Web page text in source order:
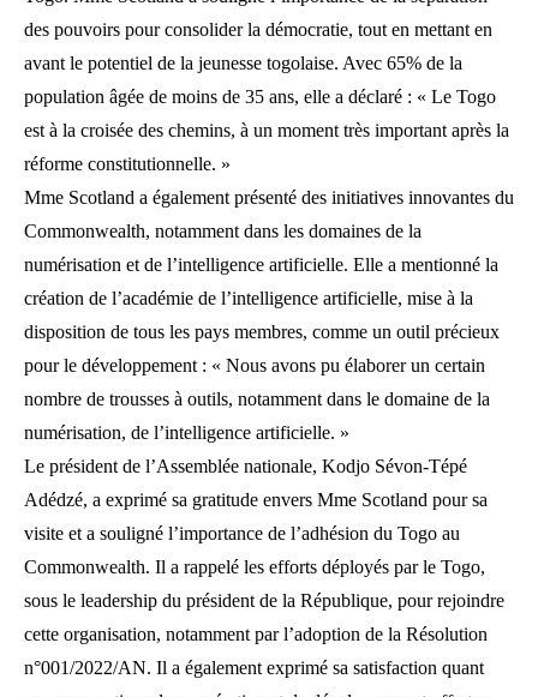
des pouvoirs pour consolider la démocratie, tout en mettant en
avant le potentiel de la jeunesse togolaise. Avec 65% de la
population âgée de moins de 35 ans, elle a déclaré : « Le Togo
est à la croisée des chemins, à un moment très important après la
réforme constitutionnelle. »
Mme Scotland a également présenté des initiatives innovantes du
Commonwealth, notamment dans les domaines de la
numérisation et de l’intelligence artificielle. Elle a mentionné la
création de l’académie de l’intelligence artificielle, mise à la
disposition de tous les pays membres, comme un outil précieux
pour le développement : « Nous avons pu élaborer un certain
nombre de trousses à outils, notamment dans le domaine de la
numérisation, de l’intelligence artificielle. »
Le président de l’Assemblée nationale, Kodjo Sévon-Tépé
Adédzé, a exprimé sa gratitude envers Mme Scotland pour sa
visite et a souligné l’importance de l’adhésion du Togo au
Commonwealth. Il a rappelé les efforts déployés par le Togo,
sous le leadership du président de la République, pour rejoindre
cette organisation, notamment par l’adoption de la Résolution
n°001/2022/AN. Il a également exprimé sa satisfaction quant